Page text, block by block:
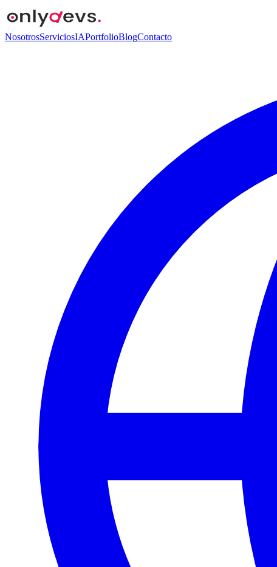
NosotrosServiciosIAPortfolioBlogContacto